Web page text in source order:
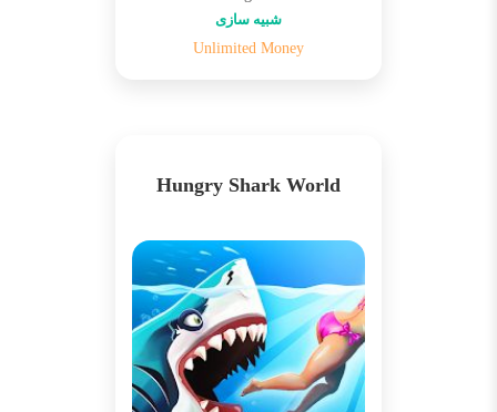
شبیه سازی
Unlimited Money
Hungry Shark World